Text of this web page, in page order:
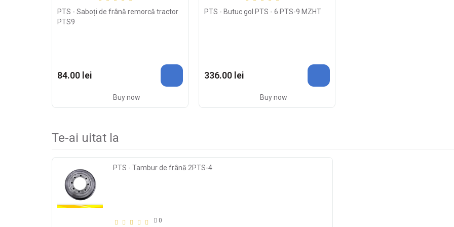
PTS - Saboți de frână remorcă tractor
PTS9
84.00 lei
Buy now
PTS - Butuc gol PTS - 6 PTS-9 MZHT
336.00 lei
Buy now
Te-ai uitat la
PTS - Tambur de frână 2PTS-4
0